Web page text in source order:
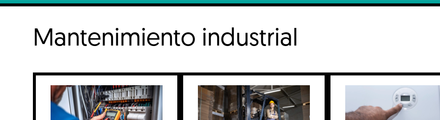
Mantenimiento industrial